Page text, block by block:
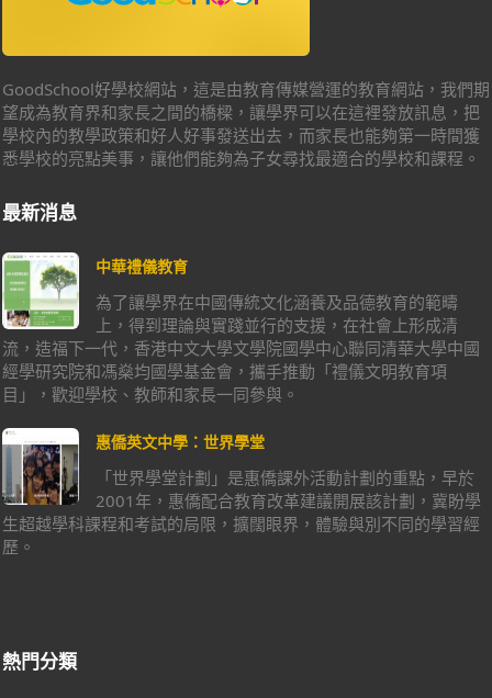
GoodSchool好學校網站，這是由教育傳媒營運的教育網站，我們期
望成為教育界和家長之間的橋樑，讓學界可以在這裡發放訊息，把
學校內的教學政策和好人好事發送出去，而家長也能夠第一時間獲
悉學校的亮點美事，讓他們能夠為子女尋找最適合的學校和課程。
最新消息
中華禮儀教育
為了讓學界在中國傳統文化涵養及品德教育的範疇
上，得到理論與實踐並行的支援，在社會上形成清
流，造福下一代，香港中文大學文學院國學中心聯同清華大學中國
經學研究院和馮燊均國學基金會，攜手推動「禮儀文明教育項
目」，歡迎學校、教師和家長一同參與。
惠僑英文中學：世界學堂
「世界學堂計劃」是惠僑課外活動計劃的重點，早於
2001年，惠僑配合教育改革建議開展該計劃，冀盼學
生超越學科課程和考試的局限，擴闊眼界，體驗與別不同的學習經
歷。
熱門分類